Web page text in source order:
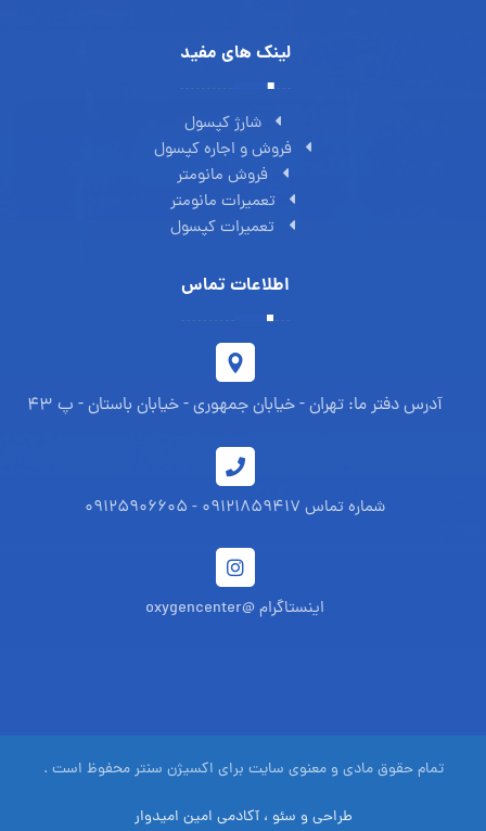
لینک های مفید
شارژ کپسول
فروش و اجاره کپسول
فروش مانومتر
تعمیرات مانومتر
تعمیرات کپسول
اطلاعات تماس
آدرس دفتر ما: تهران - خیابان جمهوری - خیابان باستان - پ 43
شماره تماس 09121859417 - 09125906605
اینستاگرام @oxygencenter
تمام حقوق مادی و معنوی سایت برای اکسیژن سنتر محفوظ است .
طراحی و سئو ، آکادمی امین امیدوار